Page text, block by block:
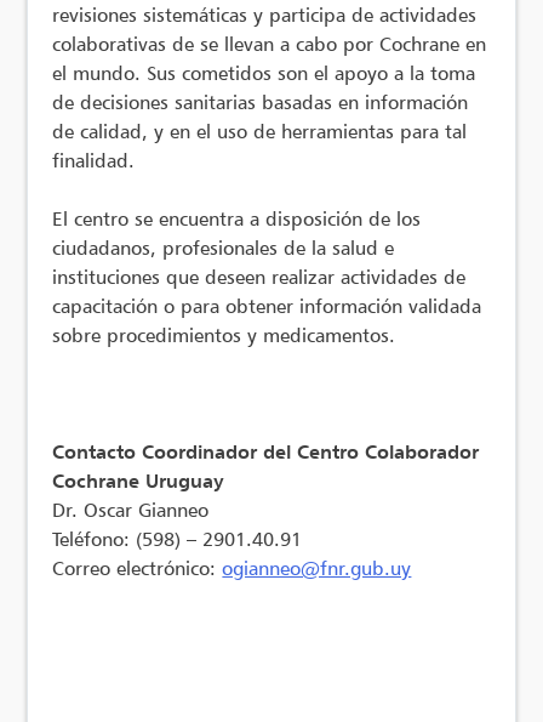
revisiones sistemáticas y participa de actividades
colaborativas de se llevan a cabo por Cochrane en
el mundo. Sus cometidos son el apoyo a la toma
de decisiones sanitarias basadas en información
de calidad, y en el uso de herramientas para tal
finalidad.
El centro se encuentra a disposición de los
ciudadanos, profesionales de la salud e
instituciones que deseen realizar actividades de
capacitación o para obtener información validada
sobre procedimientos y medicamentos.
Contacto Coordinador del Centro Colaborador
Cochrane Uruguay
Dr. Oscar Gianneo
Teléfono: (598) – 2901.40.91
Correo electrónico:ogianneo@fnr.gub.uy